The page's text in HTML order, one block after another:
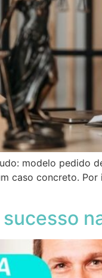
modelo pedido
caso concreto.